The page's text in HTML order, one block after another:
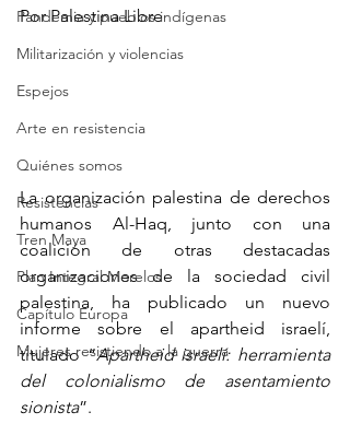
Pandemia y pueblos indígenas
Militarización y violencias
Espejos
Arte en resistencia
Quiénes somos
Resistencias
Tren Maya
Plan Integral Morelos
Capítulo Europa
Mujeres resistiendo a la guerra
Por Palestina Libre
La organización palestina de derechos
humanos Al-Haq, junto con una
coalición de otras destacadas
organizaciones de la sociedad civil
palestina, ha publicado un nuevo
informe sobre el apartheid israelí,
titulado “Apartheid israelí: herramienta
del colonialismo de asentamiento
sionista”.